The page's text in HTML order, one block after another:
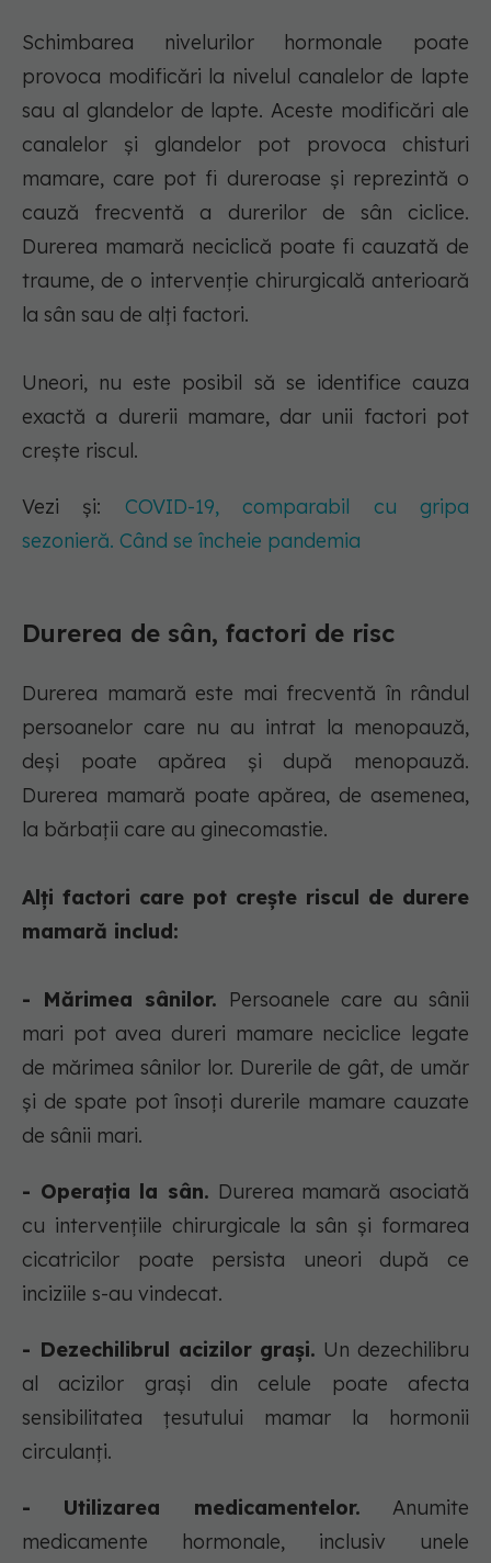
Schimbarea nivelurilor hormonale poate
provoca modificări la nivelul canalelor de lapte
sau al glandelor de lapte. Aceste modificări ale
canalelor și glandelor pot provoca chisturi
mamare, care pot fi dureroase și reprezintă o
cauză frecventă a durerilor de sân ciclice.
Durerea mamară neciclică poate fi cauzată de
traume, de o intervenție chirurgicală anterioară
la sân sau de alți factori.
Uneori, nu este posibil să se identifice cauza
exactă a durerii mamare, dar unii factori pot
crește riscul.
Vezi și: COVID-19, comparabil cu gripa
sezonieră. Când se încheie pandemia
Durerea de sân, factori de risc
Durerea mamară este mai frecventă în rândul
persoanelor care nu au intrat la menopauză,
deși poate apărea și după menopauză.
Durerea mamară poate apărea, de asemenea,
la bărbații care au ginecomastie.
Alți factori care pot crește riscul de durere
mamară includ:
- Mărimea sânilor. Persoanele care au sânii
mari pot avea dureri mamare neciclice legate
de mărimea sânilor lor. Durerile de gât, de umăr
și de spate pot însoți durerile mamare cauzate
de sânii mari.
- Operația la sân. Durerea mamară asociată
cu intervențiile chirurgicale la sân și formarea
cicatricilor poate persista uneori după ce
inciziile s-au vindecat.
- Dezechilibrul acizilor grași. Un dezechilibru
al acizilor grași din celule poate afecta
sensibilitatea țesutului mamar la hormonii
circulanți.
- Utilizarea medicamentelor. Anumite
medicamente hormonale, inclusiv unele